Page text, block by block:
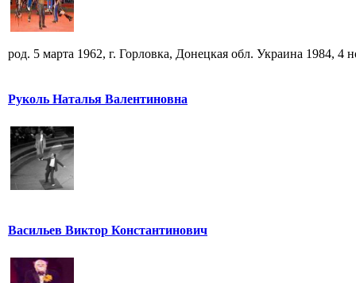
род. 5 марта 1962, г. Горловка, Донецкая обл. Украина 1984, 4
Руколь Наталья Валентиновна
Васильев Виктор Константинович